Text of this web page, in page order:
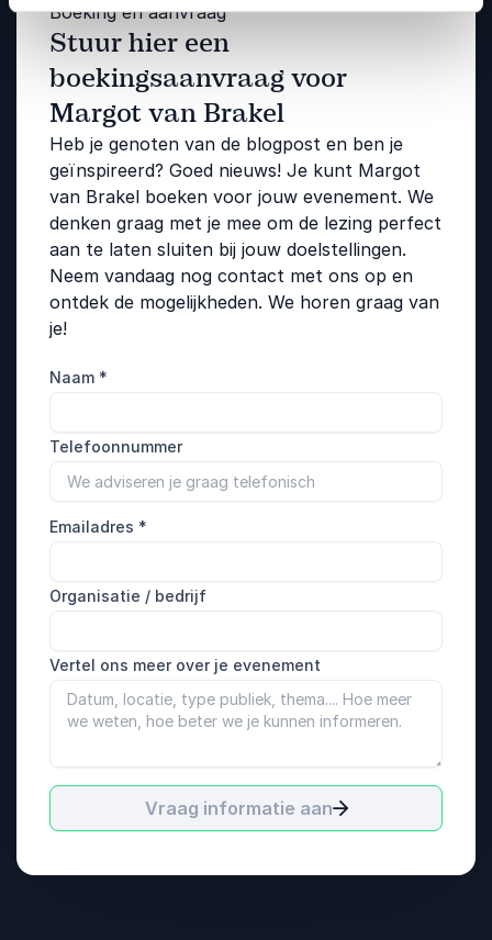
Boeking en aanvraag
Stuur hier een
boekingsaanvraag voor
Margot van Brakel
Heb je genoten van de blogpost en ben je
geïnspireerd? Goed nieuws! Je kunt Margot
van Brakel boeken voor jouw evenement. We
denken graag met je mee om de lezing perfect
aan te laten sluiten bij jouw doelstellingen.
Neem vandaag nog contact met ons op en
ontdek de mogelijkheden. We horen graag van
je!
Naam *
Telefoonnummer
Emailadres *
Organisatie / bedrijf
Vertel ons meer over je evenement
Vraag informatie aan